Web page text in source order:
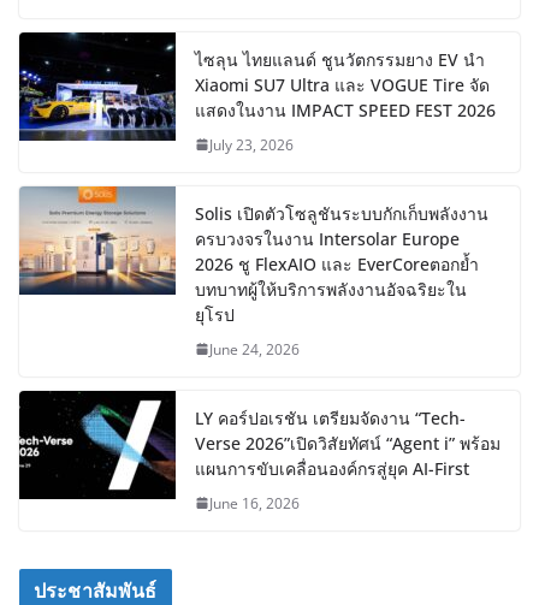
ไซลุน ไทยแลนด์ ชูนวัตกรรมยาง EV นำ
Xiaomi SU7 Ultra และ VOGUE Tire จัด
แสดงในงาน IMPACT SPEED FEST 2026
July 23, 2026
Solis เปิดตัวโซลูชันระบบกักเก็บพลังงาน
ครบวงจรในงาน Intersolar Europe
2026 ชู FlexAIO และ EverCoreตอกย้ำ
บทบาทผู้ให้บริการพลังงานอัจฉริยะใน
ยุโรป
June 24, 2026
LY คอร์ปอเรชัน เตรียมจัดงาน “Tech-
Verse 2026”เปิดวิสัยทัศน์ “Agent i” พร้อม
แผนการขับเคลื่อนองค์กรสู่ยุค AI-First
June 16, 2026
ประชาสัมพันธ์